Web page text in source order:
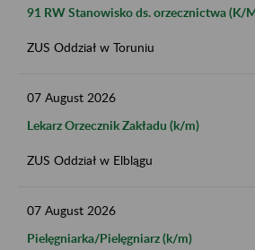
91 RW Stanowisko ds. orzecznictwa (K/
ZUS Oddział w Toruniu
07 August 2026
Lekarz Orzecznik Zakładu (k/m)
ZUS Oddział w Elblągu
07 August 2026
Pielęgniarka/Pielęgniarz (k/m)